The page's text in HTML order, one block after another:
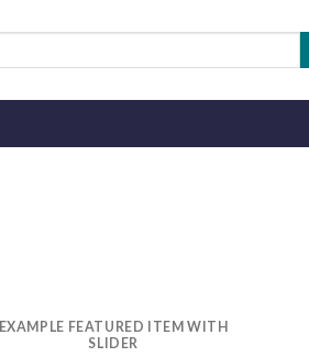
EXAMPLE FEATURED ITEM WITH
SLIDER